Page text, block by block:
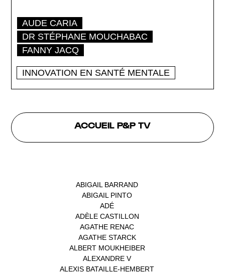
AUDE CARIA
DR STÉPHANE MOUCHABAC
FANNY JACQ
INNOVATION EN SANTÉ MENTALE
ACCUEIL P&P TV
ABIGAIL BARRAND
ABIGAIL PINTO
ADÉ
ADÈLE CASTILLON
AGATHE RENAC
AGATHE STARCK(1)
ALBERT MOUKHEIBER
ALEXANDRE V(1)
ALEXIS BATAILLE-HEMBERT